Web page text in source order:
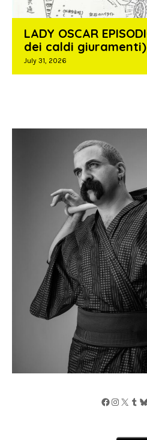
LADY OSCAR
dei caldi giuramenti)
July 31, 2026
Facebook
X